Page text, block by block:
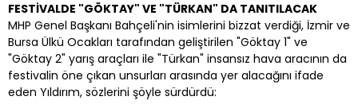
FESTİVALDE "GÖKTAY" VE "TÜRKAN" DA TANITILACAK
MHP Genel Başkanı Bahçeli'nin isimlerini bizzat verdiği, İzmir ve
Bursa Ülkü Ocakları tarafından geliştirilen "Göktay 1" ve
"Göktay 2" yarış araçları ile "Türkan" insansız hava aracının da
festivalin öne çıkan unsurları arasında yer alacağını ifade
eden Yıldırım, sözlerini şöyle sürdürdü: